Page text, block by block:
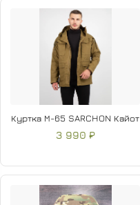
Куртка М-65 SARCHON Кайот
3 990 ₽